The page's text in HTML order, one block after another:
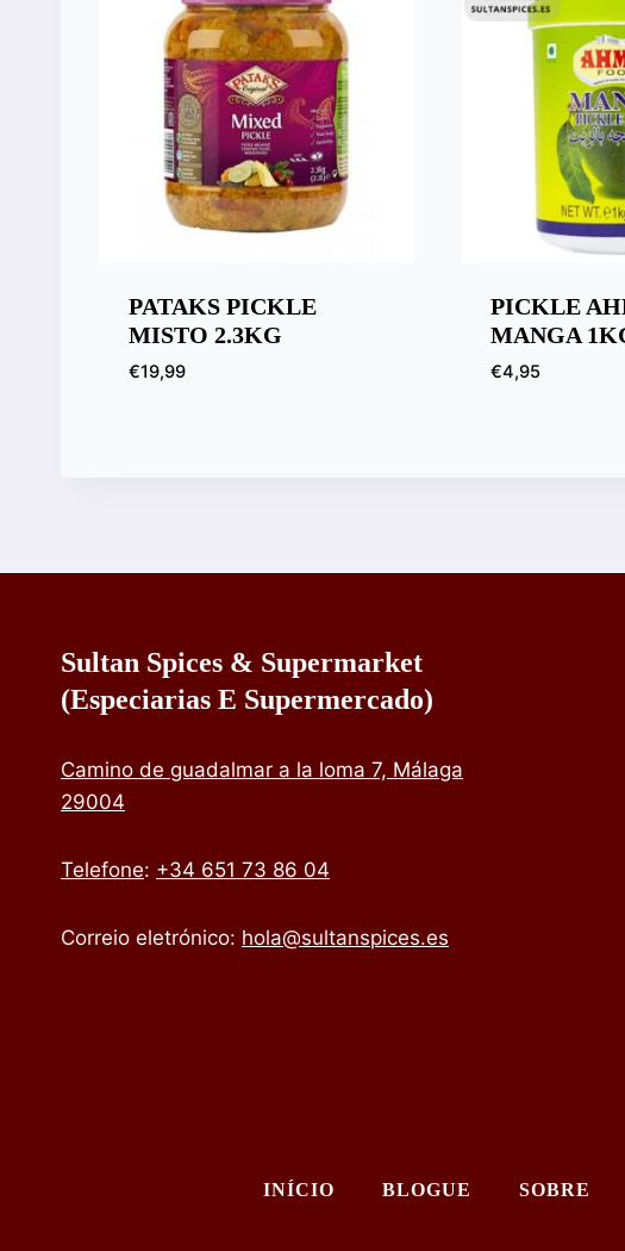
PATAKS PICKLE
MISTO 2.3KG
€19,99
PICKLE
MANGA
€4,95
Sultan Spices & Supermarket
(especiarias E Supermercado)
Camino de guadalmar a la loma 7, Málaga
29004
Telefone: +34 651 73 86 04
Correio eletrónico: hola@sultanspices.es
INÍCIO BLOGUE SOBRE